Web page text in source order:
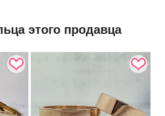
этого продавца